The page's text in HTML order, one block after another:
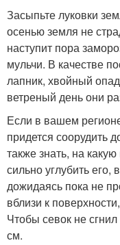
Засыпьте луковки
осенью земля не
наступит пора
мульчи. В качестве
лапник, хвойный
ветреный день они
Если в вашем
придется соорудить
также знать, на
сильно углубить
дожидаясь пока не
вблизи к
Чтобы севок не
см.